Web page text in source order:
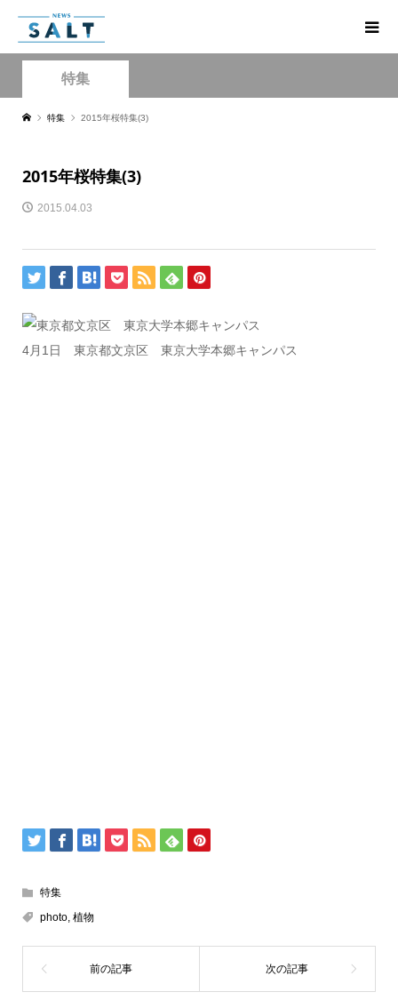
特集
特集 2015年桜特集(3)
2015年桜特集(3)
2015.04.03
4月1日 東京都文京区 東京大学本郷キャンパス
特集
photo, 植物